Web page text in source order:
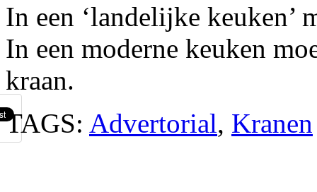
In een ‘landelijke keuken’
In een moderne keuken
kraan.
TAGS: Advertorial, Kranen